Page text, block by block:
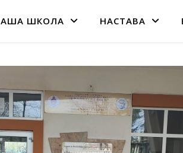
ШКОЛА НАСТАВА